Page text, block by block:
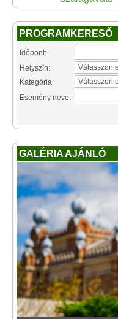
PROGRAMKERESŐ
Időpont:
Helyszín:
Kategória:
Esemény neve:
GALÉRIA AJÁNLÓ